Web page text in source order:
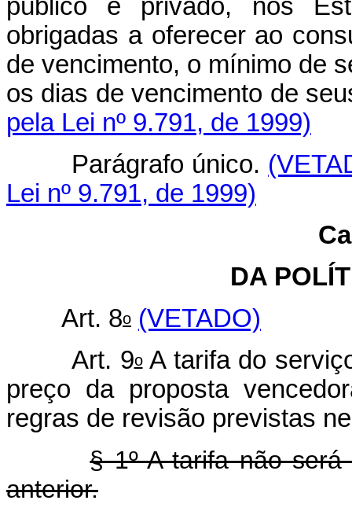
público e privado, nos
obrigadas a oferecer ao
de vencimento, o mínimo de
os dias de
pela Lei nº 9.791, de 1999)
Parágrafo único.
Lei nº 9.791, de 1999)
DA
Art. 8o (VETADO)
Art. 9oA tarifa do
preço da proposta
regras de revisão previstas
§ 1º A tarifa não
anterior.